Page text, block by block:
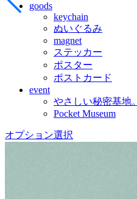
goods
keychain
ぬいぐるみ
magnet
ステッカー
ポスター
ポストカード
event
やさしい秘密基地。
Pocket Museum
オプション選択